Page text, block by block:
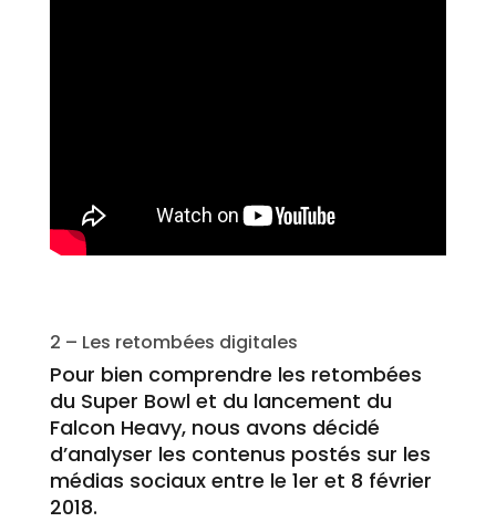
2 – Les retombées digitales
Pour bien comprendre les retombées
du Super Bowl et du lancement du
Falcon Heavy, nous avons décidé
d’analyser les contenus postés sur les
médias sociaux entre le 1er et 8 février
2018.